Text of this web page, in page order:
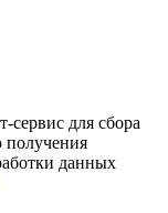
сервис для сбора
получения
данных